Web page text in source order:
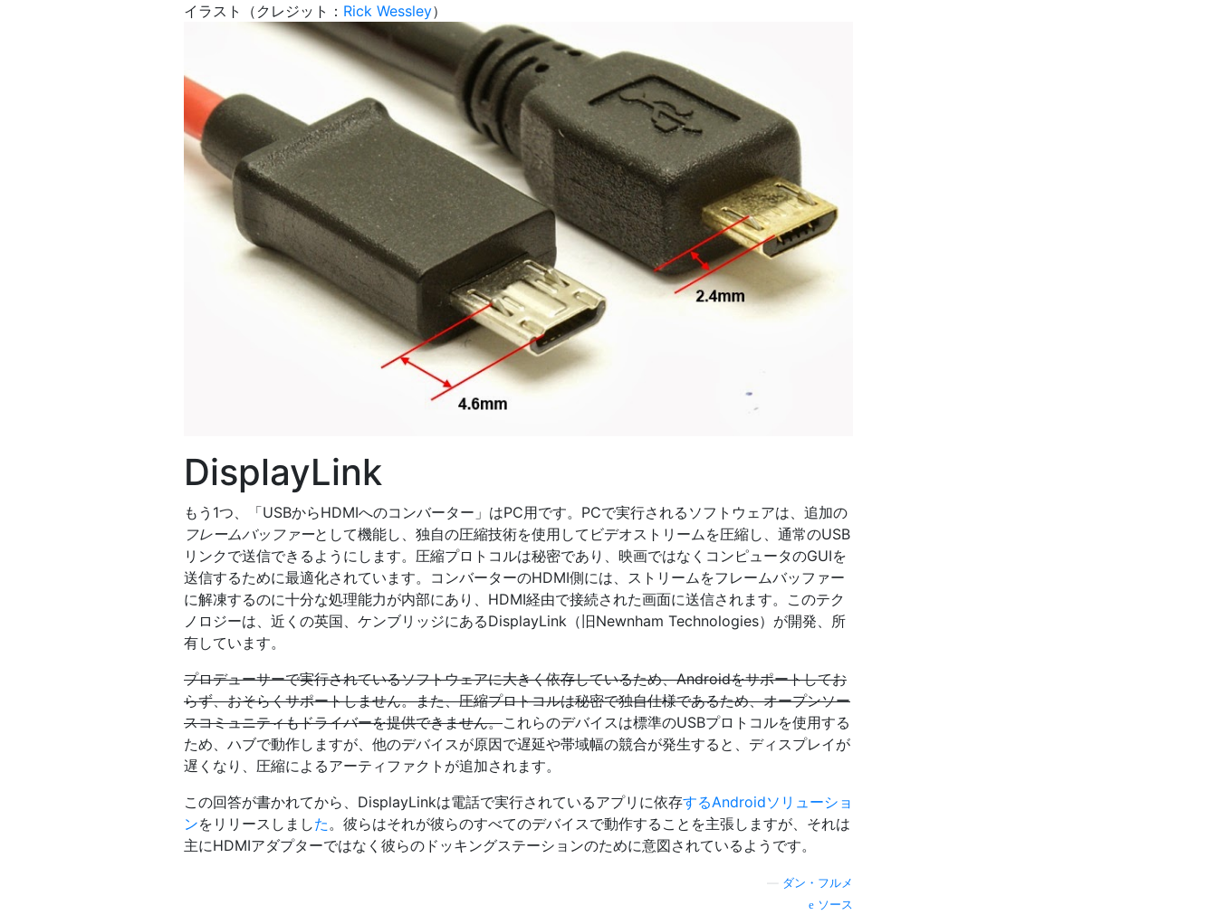
イラスト（クレジット： Rick Wessley）
DisplayLink
もう1つ、「USBからHDMIへのコンバーター」はPC用です。PCで実行されるソフトウェアは、追加の
フレームバッファーとして機能し、独自の圧縮技術を使用してビデオストリームを圧縮し、通常のUSB
リンクで送信できるようにします。圧縮プロトコルは秘密であり、映画ではなくコンピュータのGUIを
送信するために最適化されています。コンバーターのHDMI側には、ストリームをフレームバッファー
に解凍するのに十分な処理能力が内部にあり、HDMI経由で接続された画面に送信されます。このテク
ノロジーは、近くの英国、ケンブリッジにあるDisplayLink（旧Newnham Technologies）が開発、所
有しています。
プロデューサーで実行されているソフトウェアに大きく依存しているため、Androidをサポートしてお
らず、おそらくサポートしません。また、圧縮プロトコルは秘密で独自仕様であるため、オープンソー
スコミュニティもドライバーを提供できません。これらのデバイスは標準のUSBプロトコルを使用する
ため、ハブで動作しますが、他のデバイスが原因で遅延や帯域幅の競合が発生すると、ディスプレイが
遅くなり、圧縮によるアーティファクトが追加されます。
この回答が書かれてから、DisplayLinkは電話で実行されているアプリに依存するAndroidソリューショ
ンをリリースしました 。彼らはそれが彼らのすべてのデバイスで動作することを主張しますが、それは
主にHDMIアダプターではなく彼らのドッキングステーションのために意図されているようです。
ダン・フルメ
ソース